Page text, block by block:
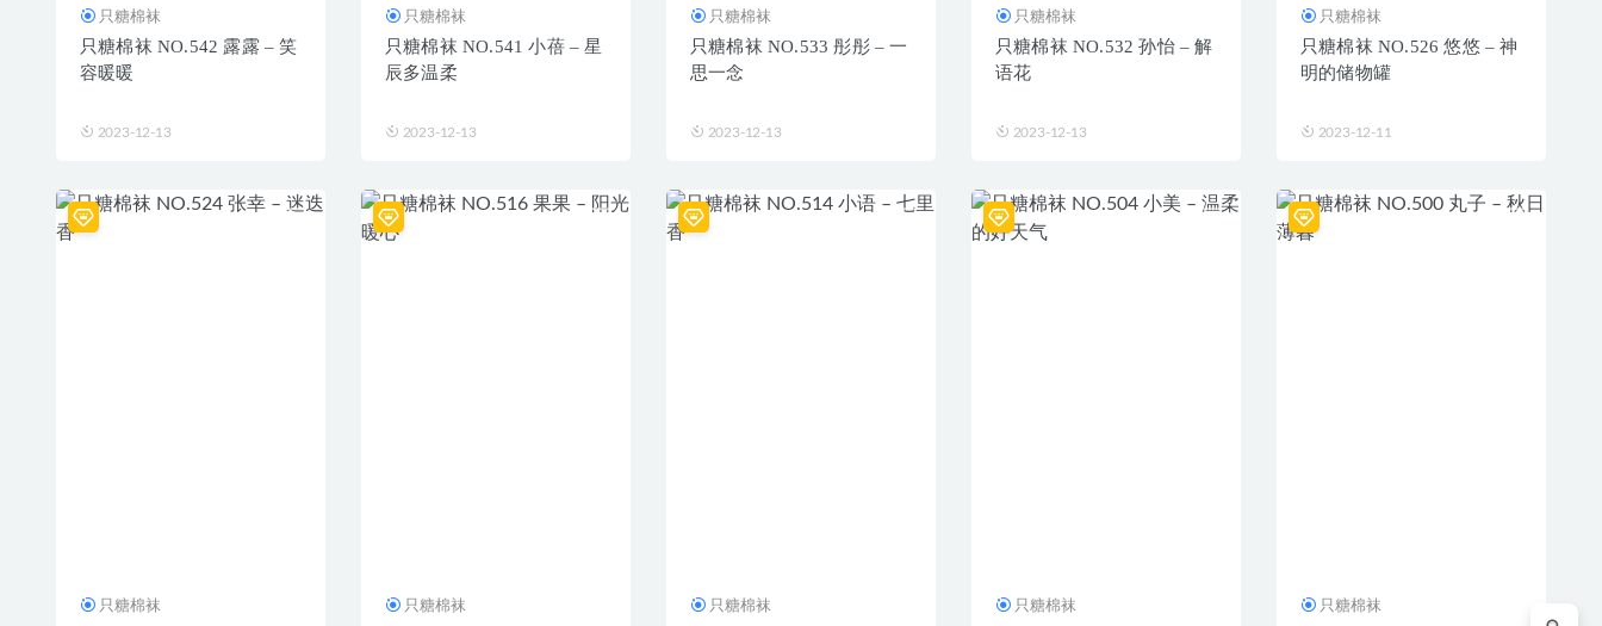
只糖棉袜
只糖棉袜 NO.542 露露 – 笑
容暖暖
2023-12-13
只糖棉袜
只糖棉袜 NO.541 小蓓 – 星
辰多温柔
2023-12-13
只糖棉袜
只糖棉袜 NO.533 彤彤 – 一
思一念
2023-12-13
只糖棉袜
只糖棉袜 NO.532 孙怡 – 解
语花
2023-12-13
只糖棉袜
只糖棉袜 NO.526 悠悠 – 神
明的储物罐
2023-12-11
只糖棉袜 只糖棉袜 只糖棉袜 只糖棉袜 只糖棉袜